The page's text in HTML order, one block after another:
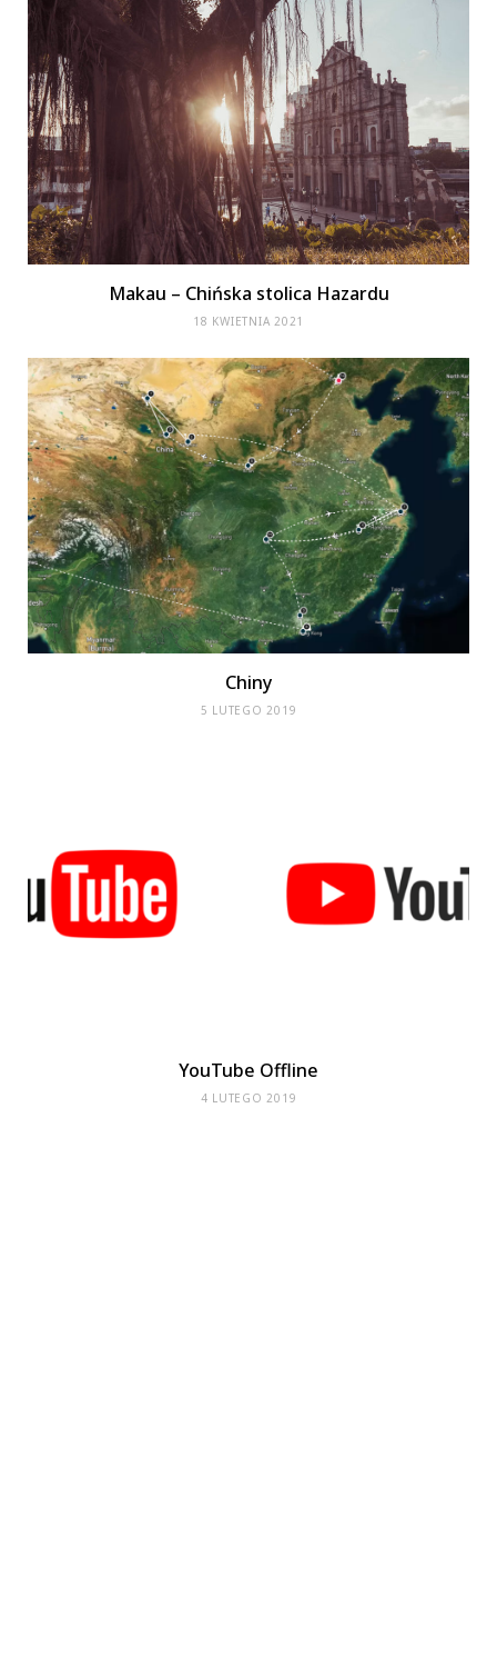
Makau – Chińska stolica Hazardu
18 KWIETNIA 2021
Chiny
5 LUTEGO 2019
YouTube Offline
4 LUTEGO 2019